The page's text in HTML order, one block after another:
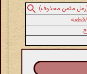
(رمل مثمن محذوف)
قطعه